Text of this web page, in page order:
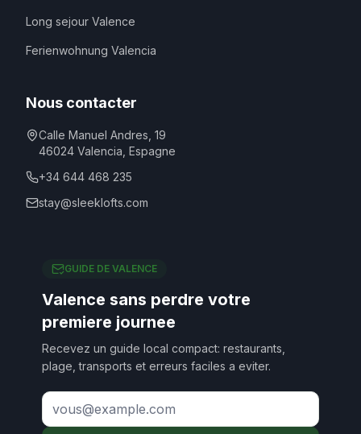
Long sejour Valence
Ferienwohnung Valencia
Nous contacter
Calle Manuel Andres, 19
46024 Valencia Espagne
+34 644 468 235
stay@sleeklofts.com
GUIDE DE VALENCE
Valence sans perdre votre
premiere journee
Recevez un guide local compact: restaurants,
plage, transports et erreurs faciles a eviter.